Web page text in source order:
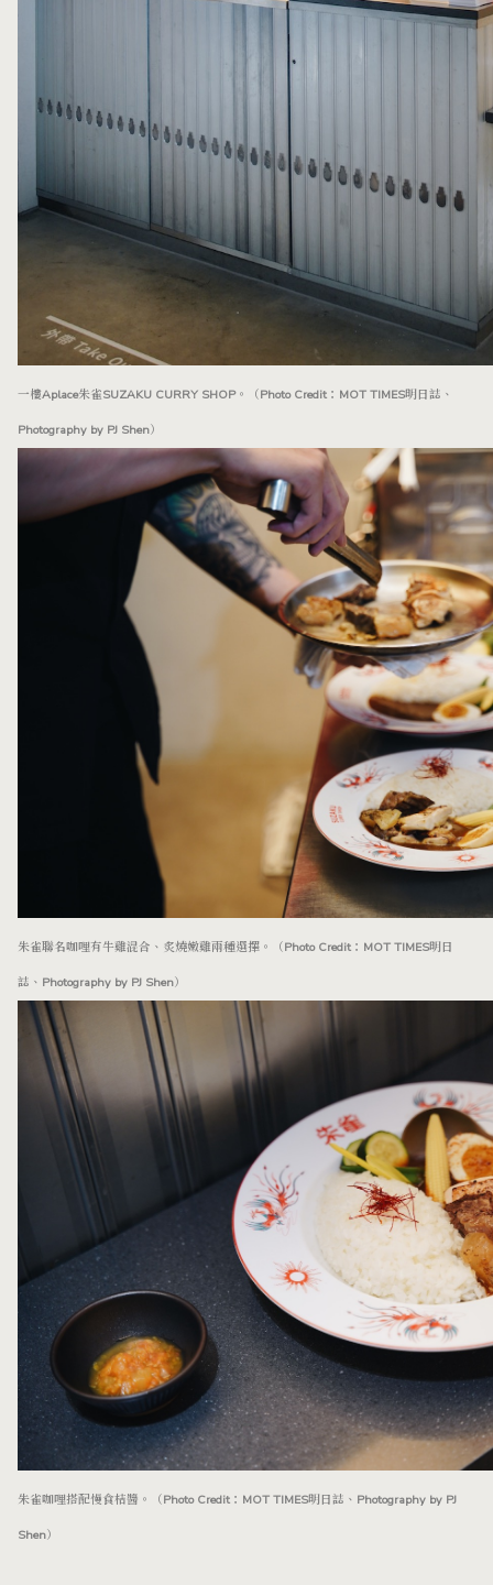
一樓Aplace朱雀SUZAKU CURRY SHOP。（Photo Credit：MOT TIMES明日誌、
Photography by PJ Shen）
朱雀聯名咖哩有牛雞混合、炙燒嫩雞兩種選擇。（Photo Credit：MOT TIMES明日
誌、Photography by PJ Shen）
朱雀咖哩搭配慢食桔醬。（Photo Credit：MOT TIMES明日誌、Photography by PJ
Shen）